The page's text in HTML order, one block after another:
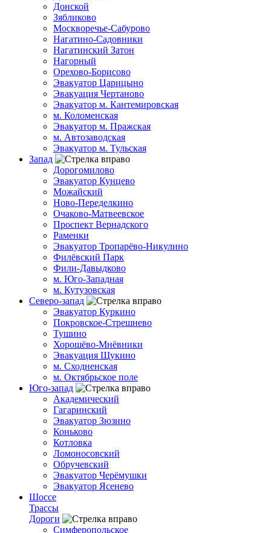
Донской
Зябликово
Москворечье-Сабурово
Нагатино-Садовники
Нагатинский Затон
Нагорный
Орехово-Борисово
Эвакуатор Царицыно
Эвакуация Чертаново
Эвакуатор м. Кантемировская
м. Коломенская
Эвакуатор м. Пражская
м. Автозаводская
Эвакуатор м. Тульская
Запад
Дорогомилово
Эвакуатор Кунцево
Можайский
Ново-Переделкино
Очаково-Матвеевское
Проспект Вернадского
Раменки
Эвакуатор Тропарёво-Никулино
Филёвский Парк
Фили-Давыдково
м. Юго-Западная
м. Кутузовская
Северо-запад
Эвакуатор Куркино
Покровское-Стрешнево
Тушино
Хорошёво-Мнёвники
Эвакуация Щукино
м. Сходненская
м. Октябрьское поле
Юго-запад
Академический
Гагаринский
Эвакуатор Зюзино
Коньково
Котловка
Ломоносовский
Обручевский
Эвакуатор Черёмушки
Эвакуатор Ясенево
Шоссе
Трассы
Дороги
Симферопольское